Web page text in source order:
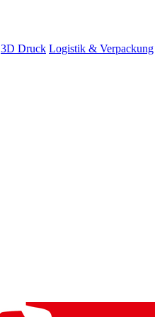
3D Druck Logistik & Verpackung